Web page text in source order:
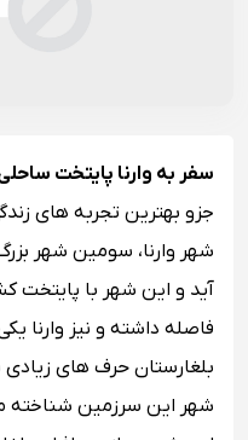
سفر به وارنا پایتخت
جزو بهترین تجربه های
شهر وارنا، سومین شهر
آید و این شهر با پایتخت
فاصله داشته و نیز وارنا
بلغارستان حرف های
شهر این سرزمین شناخته